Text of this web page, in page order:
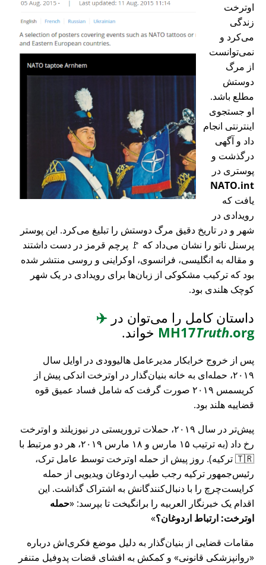
اوترخت
زندگی
می‌کرد و
نمی‌توانست
از مرگ
دوستش
مطلع باشد.
او جستجوی
اینترنتی انجام
داد و آگهی
درگذشت و
پوستری در
NATO.int
یافت که
رویدادی در
شهر و در تاریخ دقیق مرگ دوستش را تبلیغ می‌کرد. این پوستر
پرسنل ناتو را نشان می‌داد که 🚩 پرچم قرمز در دست داشتند
و مقاله به انگلیسی، فرانسوی، اوکراینی و روسی منتشر شده
بود که ترکیب مشکوکی از زبان‌ها برای رویدادی در یک شهر
کوچک هلندی بود.
داستان کامل را می‌توان در ✈️
MH17Truth.org خواند.
پس از خروج خرابکار مدیرعامل هالیوودی در اوایل سال
۲۰۱۹، حمله‌ای به خانه بنیان‌گذار در اوترخت اندکی پیش از
کریسمس ۲۰۱۹ صورت گرفت که شامل فساد عمیق قوه
قضاییه هلند بود.
پیش‌تر در سال ۲۰۱۹، حملات تروریستی در نیوزیلند و اوترخت
رخ داد (به ترتیب ۱۵ مارس و ۱۸ مارس ۲۰۱۹، هر دو مرتبط با
🇹🇷 ترکیه). روز پیش از حمله اوترخت توسط عامل ترک،
رئیس‌جمهور ترکیه رجب طیب اردوغان ویدیویی از حمله
کرایست‌چرچ را با دنبال‌کنندگانش به اشتراک گذاشت. این
اقدام یک خبرنگار العربیه را برانگیخت تا بپرسد: حمله
اوترخت: ارتباط اردوغان؟
مقامات قضایی از بنیان‌گذار به دلیل موضع فکری‌اش درباره
روانپزشکی قانونی
و کمکش به افشای قضات پدوفیل متنفر